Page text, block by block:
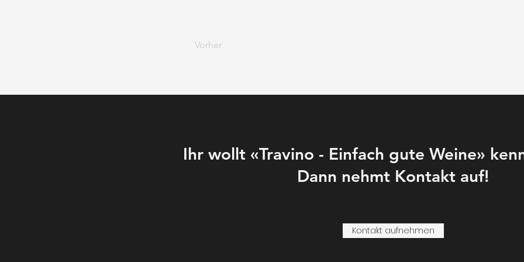
Vorher
Ihr wollt «Travino - Einfach gute Weine»
Dann nehmt Kontakt auf!
Kontakt aufnehmen